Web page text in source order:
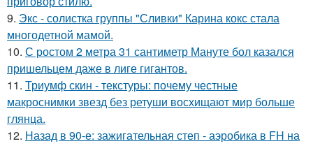
9. Экс - солистка группы "Сливки" Карина кокс стала
многодетной мамой.
10. С ростом 2 метра 31 сантиметр Мануте бол казался
пришельцем даже в лиге гигантов.
11. Триумф скин - текстуры: почему честные
макроснимки звезд без ретуши восхищают мир больше
глянца.
12. Назад в 90-е: зажигательная степ - аэробика в FH на